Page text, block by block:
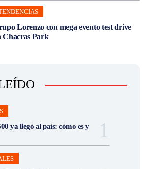
Lorenzo con mega evento test drive
Chacras Park
ya llegó al país: cómo es y